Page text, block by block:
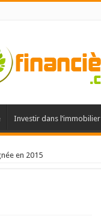
Investir dans l’immobilier
en 2015